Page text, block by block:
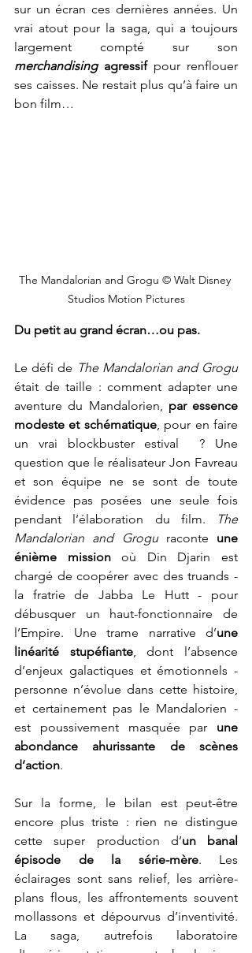
sur un écran ces dernières années. Un
vrai atout pour la saga, qui a toujours
merchandising agressif pour renflouer
ses caisses. Ne restait plus qu’à faire un
bon film…
The Mandalorian and Grogu © Walt Disney
Studios Motion Pictures
Du petit au grand écran…ou pas.
Le défi de
The Mandalorian and Grogu
était de taille : comment adapter une
aventure du Mandalorien, par essence
modeste et schématique, pour en faire
un vrai blockbuster estival  ? Une
question que le réalisateur Jon Favreau
et son équipe ne se sont de toute
évidence pas posées une seule fois
pendant l’élaboration du film.
The
Mandalorian and Grogu raconte une
énième mission où Din Djarin est
chargé de coopérer avec des truands -
la fratrie de Jabba Le Hutt - pour
débusquer un haut-fonctionnaire de
l’Empire. Une trame narrative d’une
linéarité stupéfiante, dont l’absence
d’enjeux galactiques et émotionnels -
personne n’évolue dans cette histoire,
et certainement pas le Mandalorien -
est poussivement masquée par une
abondance ahurissante de scènes
d’action.
Sur la forme, le bilan est peut-être
encore plus triste : rien ne distingue
cette super production d’un banal
épisode de la série-mère. Les
éclairages sont sans relief, les arrière-
plans flous, les affrontements souvent
mollassons et dépourvus d’inventivité.
La saga, autrefois laboratoire